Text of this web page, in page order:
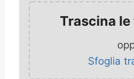
Trascina
Sfoglia